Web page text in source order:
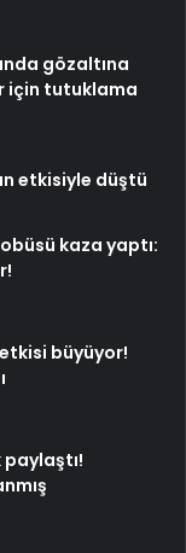
gözaltına
için tutuklama
etkisiyle düştü
kaza yaptı:
büyüyor!